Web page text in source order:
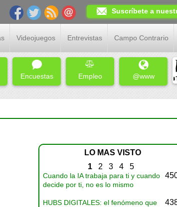
Suscríbete a
Videojuegos Entrevistas Campo Contrario
Encuestas Empleo @www
LO MAS VISTO
1 2 3 4 5
Cuando la IA trabaja para ti y cuando
decide por ti, no es lo mismo
HUBS DIGITALES: el fenómeno que